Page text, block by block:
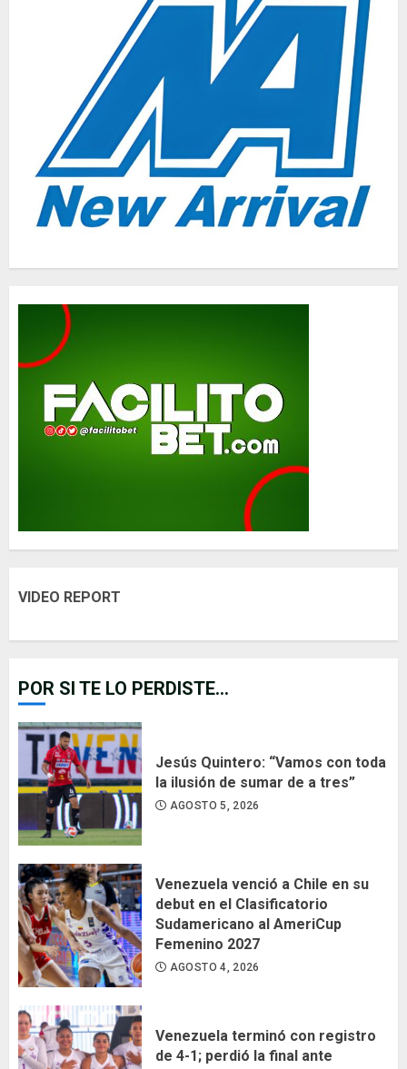
VIDEO REPORT
POR SI TE LO PERDISTE...
Jesús Quintero: “Vamos con toda
la ilusión de sumar de a tres”
AGOSTO 5, 2026
Venezuela venció a Chile en su
debut en el Clasificatorio
Sudamericano al AmeriCup
Femenino 2027
AGOSTO 4, 2026
Venezuela terminó con registro
de 4-1; perdió la final ante